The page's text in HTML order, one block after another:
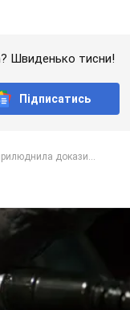
Швиденько тисни!
Підписатись
докази...